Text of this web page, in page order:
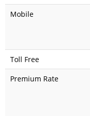
Mobile
Toll Free
Premium Rate